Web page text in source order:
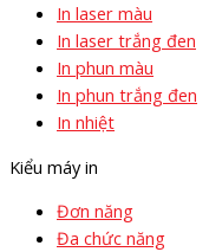
In laser màu
In laser trắng đen
In phun màu
In phun trắng đen
In nhiệt
Kiểu máy in
Đơn năng
Đa chức năng